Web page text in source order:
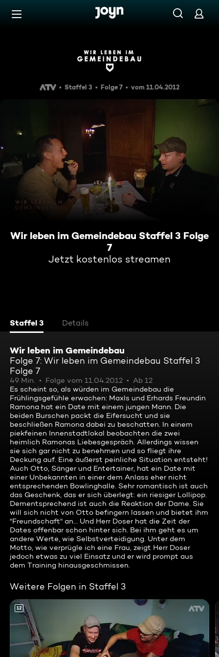
Zum Inhalt springen
Wir leben im Gemeindebau
Staffel 3 Folge 7 vom 11.04.2012
Wir leben im Gemeindebau Staffel 3 Folge
7
Jetzt kostenlos streamen
Staffel 3 Details
Wir leben im Gemeindebau
Folge 7: Wir leben im Gemeindebau Staffel 3
Folge 7
49 Min. Folge vom 11.04.2012
Ab 12
Es scheint so, als würden im Gemeindebau die
Frühlingsgefühle erwachen: Maxls und Erhards Freundin
Ramona hat ein Date mit einem jungen Mann. Die
beiden Burschen packt die Eifersucht und sie
beschließen Ramona dabei zu beschatten. In einem
piekfeinen Innenstadtlokal beobachten die zwei
heimlich Ramonas Liebesgespräch. Allerdings wissen
sie sich gar nicht zu benehmen und so fliegt ihre
Deckung auf. Eine äußerst peinliche Situation entsteht!
Auch Otto, Sänger und Entertainer, hat ein Date mit
einer Unbekannten in einer dem Anlass eher nicht
entsprechenden Bowlinghalle. Sehr romantisch ist auch
das Geschenk, das er sich überlegt: ein riesiger Lollipop.
Dementsprechend ist auch die Reaktion der Dame. Sie
will sich nicht von Otto befingern lassen und bietet ihm
"Freundschaft" an... Und Herr Doser hat die Zeit der
Dates offenbar schon hinter sich. Bei ihm geht es um
andere Werte, wie Selbstverteidigung. Unter dem
Motto, wie verprügle ich eine Frau, zeigt Herr Doser
jedoch etwas zu viel Einsatz und er wird prompt aus
dem Training hinausgeschmissen.
Weitere Folgen in Staffel 3
12